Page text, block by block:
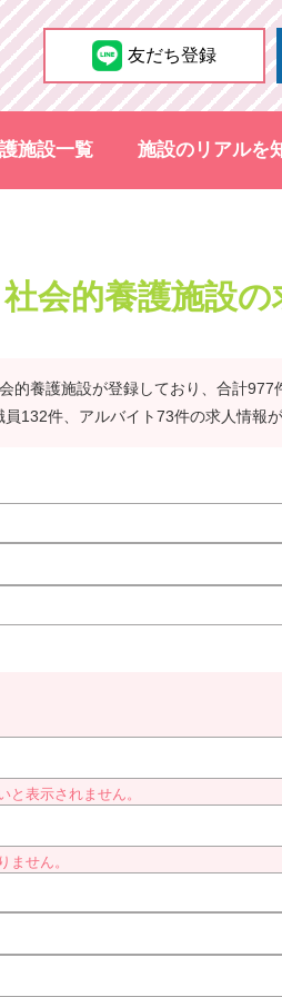
友だち登録
施設一覧 施設のリアルを
社会的養護施設の
的養護施設が登録しており、合計977
132件、アルバイト73件の求人情報
表示されません。
せん。